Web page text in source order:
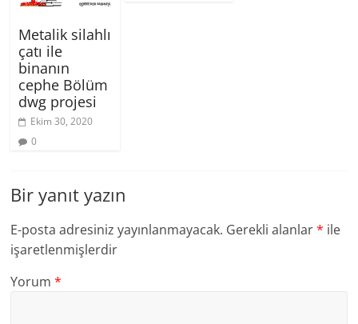
Metalik silahlı
çatı ile
binanın
cephe Bölüm
dwg projesi
Ekim 30, 2020
0
Bir yanıt yazın
E-posta adresiniz yayınlanmayacak. Gerekli alanlar* ile
işaretlenmişlerdir
Yorum*